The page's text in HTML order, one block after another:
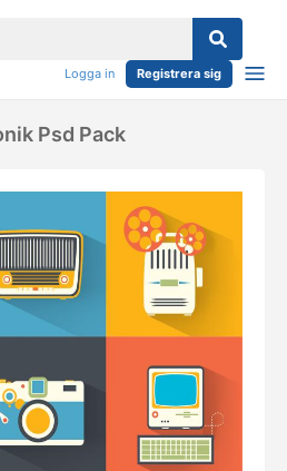
Logga in Registrera sig
Psd Pack